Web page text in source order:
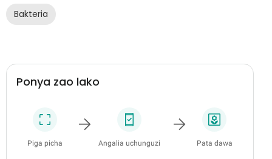
Bakteria
Ponya zao lako
Piga picha Angalia uchunguzi Pata dawa